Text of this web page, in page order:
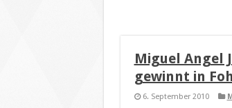
Miguel Angel
gewinnt in
6. September 2010